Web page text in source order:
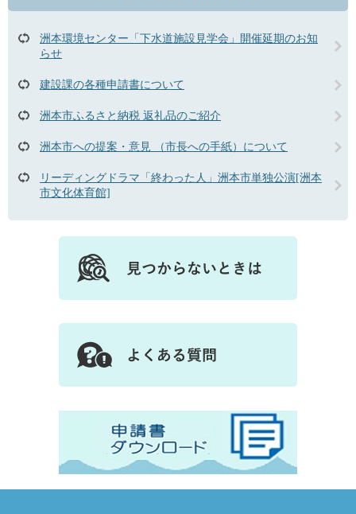
洲本環境センター「下水道施設見学会」開催延期のお知
らせ
建設課の各種申請書について
洲本市ふるさと納税 返礼品のご紹介
洲本市への提案・意見 （市長への手紙）について
リーディングドラマ「終わった人」洲本市単独公演[洲本
市文化体育館]